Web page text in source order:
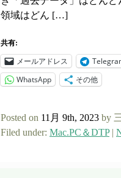
領域はどん […]
共有:
メールアドレス
WhatsApp
その他
Posted on 11月 9th, 2023 by
Filed under: Mac.PC＆DTP|